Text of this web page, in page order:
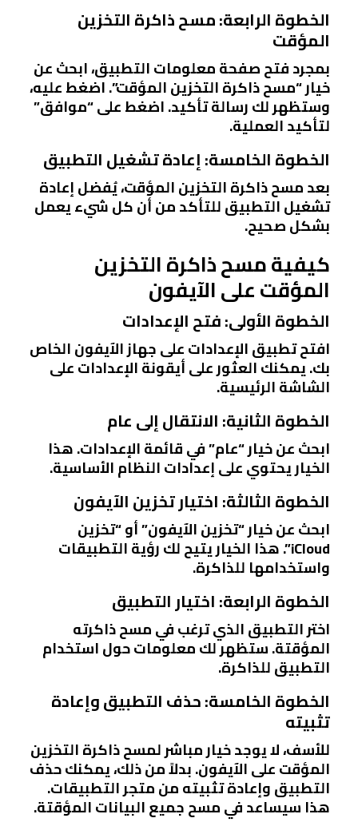
الخطوة الرابعة: مسح ذاكرة التخزين
المؤقت
بمجرد فتح صفحة معلومات التطبيق، ابحث عن
خيار “مسح ذاكرة التخزين المؤقت”. اضغط عليه،
وستظهر لك رسالة تأكيد. اضغط على “موافق”
لتأكيد العملية.
الخطوة الخامسة: إعادة تشغيل التطبيق
بعد مسح ذاكرة التخزين المؤقت، يُفضل إعادة
تشغيل التطبيق للتأكد من أن كل شيء يعمل
بشكل صحيح.
كيفية مسح ذاكرة التخزين
المؤقت على الآيفون
الخطوة الأولى: فتح الإعدادات
افتح تطبيق الإعدادات على جهاز الآيفون الخاص
بك. يمكنك العثور على أيقونة الإعدادات على
الشاشة الرئيسية.
الخطوة الثانية: الانتقال إلى عام
ابحث عن خيار “عام” في قائمة الإعدادات. هذا
الخيار يحتوي على إعدادات النظام الأساسية.
الخطوة الثالثة: اختيار تخزين الآيفون
ابحث عن خيار “تخزين الآيفون” أو “تخزين
iCloud”. هذا الخيار يتيح لك رؤية التطبيقات
واستخدامها للذاكرة.
الخطوة الرابعة: اختيار التطبيق
اختر التطبيق الذي ترغب في مسح ذاكرته
المؤقتة. ستظهر لك معلومات حول استخدام
التطبيق للذاكرة.
الخطوة الخامسة: حذف التطبيق وإعادة
تثبيته
للأسف، لا يوجد خيار مباشر لمسح ذاكرة التخزين
المؤقت على الآيفون. بدلاً من ذلك، يمكنك حذف
التطبيق وإعادة تثبيته من متجر التطبيقات.
هذا سيساعد في مسح جميع البيانات المؤقتة.